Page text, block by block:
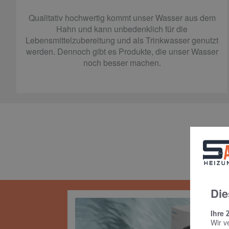
Qualitativ hochwertig kommt unser Wasser aus dem
Hahn und kann unbedenklich für die
Lebensmittelzubereitung und als Trinkwasser genutzt
werden. Dennoch gibt es Produkte, die unser Wasser
noch besser machen.
Ihre
Wir